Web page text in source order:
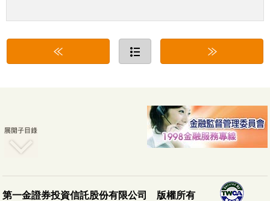
第一金證券投資信託股份有限公司 版權所有